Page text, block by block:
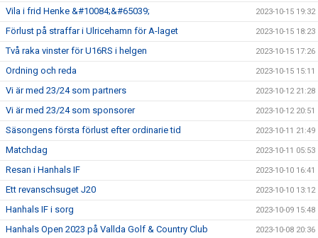
Vila i frid Henke &#10084;&#65039; 2023-10-15 19:32
Förlust på straffar i Ulricehamn för A-laget 2023-10-15 18:23
Två raka vinster för U16RS i helgen 2023-10-15 17:26
Ordning och reda 2023-10-15 15:11
Vi är med 23/24 som partners 2023-10-12 21:28
Vi är med 23/24 som sponsorer 2023-10-12 20:51
Säsongens första förlust efter ordinarie tid 2023-10-11 21:49
Matchdag 2023-10-11 05:53
Resan i Hanhals IF 2023-10-10 16:41
Ett revanschsuget J20 2023-10-10 13:12
Hanhals IF i sorg 2023-10-09 15:48
Hanhals Open 2023 på Vallda Golf & Country Club 2023-10-08 20:36